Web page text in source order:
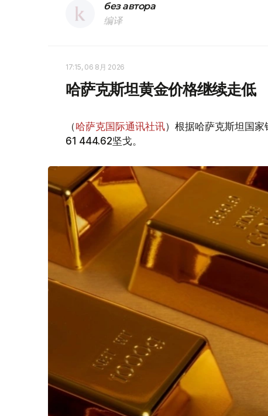
без автора
编译
17:15, 06 8月 2026
哈萨克斯坦黄金价格继续走低
（哈萨克国际通讯社讯）根据哈萨克斯坦国
61 444.62坚戈。